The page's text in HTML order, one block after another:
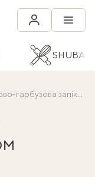
SHUBA
запіканка під сиром